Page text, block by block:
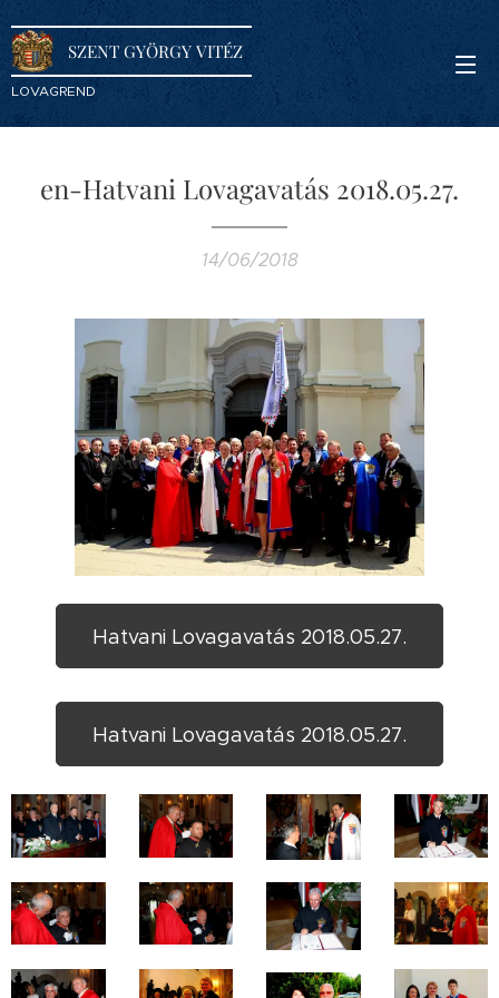
SZENT GYÖRGY VITÉZ
LOVAGREND
en-Hatvani Lovagavatás 2018.05.27.
14/06/2018
Hatvani Lovagavatás 2018.05.27.
Hatvani Lovagavatás 2018.05.27.